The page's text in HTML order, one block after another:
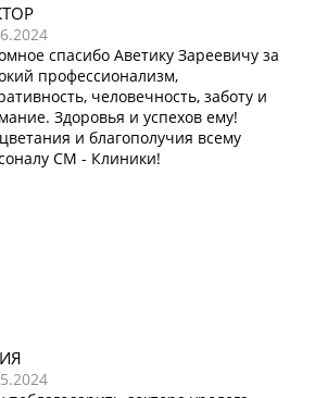
спасибо Аветику Зареевичу за
профессионализм,
человечность, заботу и
Здоровья и успехов ему!
и благополучия всему
СМ - Клиники!